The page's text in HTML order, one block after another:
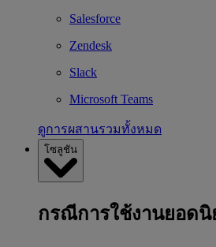
Salesforce
Zendesk
Slack
Microsoft Teams
ดูการผสานรวมทั้งหมด
โซลูชัน
กรณีการใช้งานยอดนิ